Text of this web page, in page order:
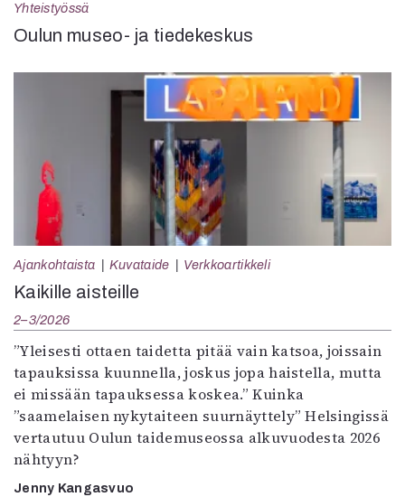
Yhteistyössä
Oulun museo- ja tiedekeskus
Ajankohtaista Kuvataide Verkkoartikkeli
Kaikille aisteille
2–3/2026
”Yleisesti ottaen taidetta pitää vain katsoa, joissain
tapauksissa kuunnella, joskus jopa haistella, mutta
ei missään tapauksessa koskea.” Kuinka
”saamelaisen nykytaiteen suurnäyttely” Helsingissä
vertautuu Oulun taidemuseossa alkuvuodesta 2026
nähtyyn?
Jenny Kangasvuo